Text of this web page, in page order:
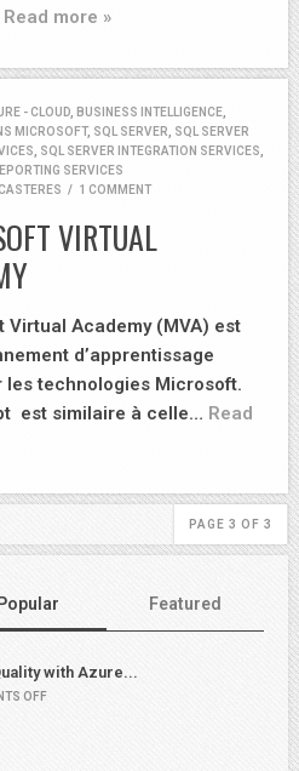
Read more »
- CLOUD BUSINESS INTELLIGENCE
MICROSOFT, SQL SERVER
SQL SERVER
SQL SERVER INTEGRATION SERVICES
SERVICES
/ 1 COMMENT
VIRTUAL
Virtual Academy (MVA) est
d’apprentissage
les technologies Microsoft.
est similaire à celle… Read
PAGE 3 OF 3
Popular Featured
with Azure...
OFF